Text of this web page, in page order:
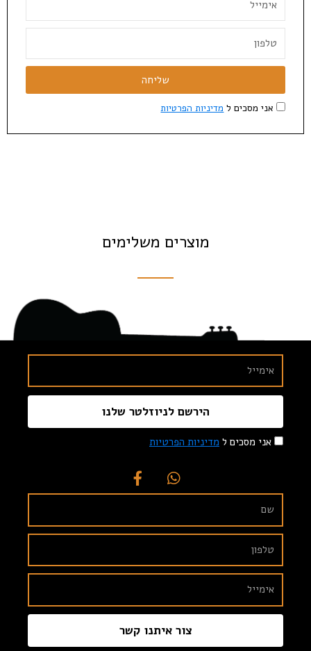
אני מסכים ל מדיניות הפרטיות
שליחה
מוצרים משלימים
אני מסכים ל מדיניות הפרטיות
הירשם לניוזלטר שלנו
צור איתנו קשר